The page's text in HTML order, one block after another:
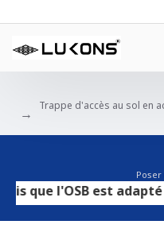
Trappe d'accès au sol en
l'OSB est adapté aux